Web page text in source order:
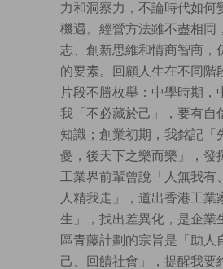
力和洞察力，不論時代如何
機遇。經營方法雖不盡相同
志、創新思維和情商智商，
的要素。回顧人生在不同階
片段不勝枚舉：中學時期，
我「不必藏於己」，要有自
知識；創業初期，我銘記「
憂，後天下之樂而樂」，發
工業界前輩曾說「人無我有
人精我走」，道出香港工業
生」，找出差異化，是企業
區青藤計劃的宗旨是「助人
己、回饋社會」，提醒我要